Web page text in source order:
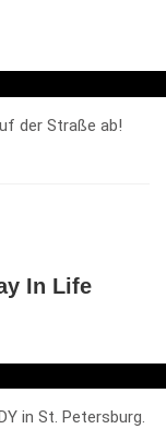
der Straße ab!
In Life
in St. Petersburg.